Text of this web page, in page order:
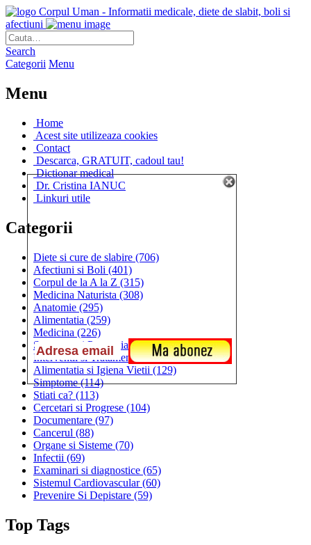
Corpul Uman - Informatii medicale, diete de slabit, boli si
afectiuni
Search
Categorii Menu
Menu
Home
Acest site utilizeaza cookies
Contact
Descarca, GRATUIT, cadoul tau!
Dictionar medical
Dr. Cristina IANUC
Linkuri utile
Categorii
Diete si cure de slabire (706)
Afectiuni si Boli (401)
Corpul de la A la Z (315)
Medicina Naturista (308)
Anatomie (295)
Alimentatia (259)
Medicina (226)
Sanatatea si Preventia(170)
Interventii si Tratamente(167)
Alimentatia si Igiena Vietii (129)
Simptome(114)
Stiati ca? (113)
Cercetari si Progrese (104)
Documentare (97)
Cancerul (88)
Organe si Sisteme (70)
Infectii (69)
Examinari si diagnostice (65)
Sistemul Cardiovascular(60)
Prevenire Si Depistare (59)
Top Tags